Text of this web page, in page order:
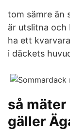
tom sämre än
är utslitna och
ha ett
i däckets
så
gäller